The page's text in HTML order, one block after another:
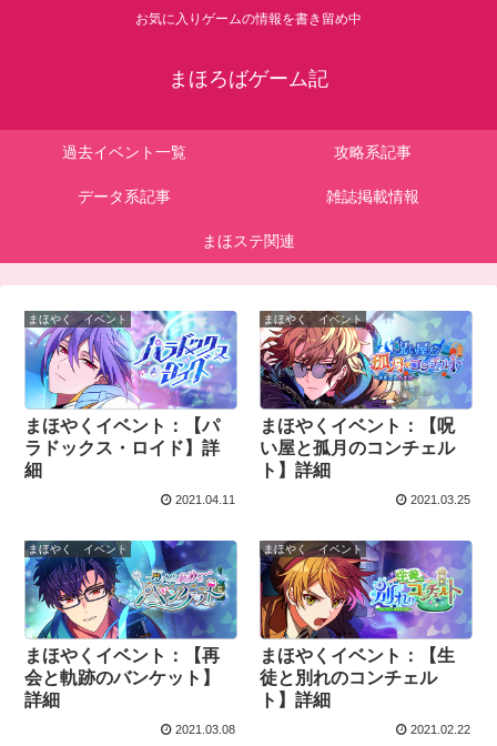
お気に入りゲームの情報を書き留め中
まほろばゲーム記
過去イベント一覧 攻略系記事
データ系記事 雑誌掲載情報
まほステ関連
まほやく イベント
まほやくイベント：【パ
ラドックス・ロイド】詳
細
2021.04.11
まほやく イベント
まほやくイベント：【呪
い屋と孤月のコンチェル
ト】詳細
2021.03.25
まほやく イベント
まほやくイベント：【再
会と軌跡のバンケット】
詳細
2021.03.08
まほやく イベント
まほやくイベント：【生
徒と別れのコンチェル
ト】詳細
2021.02.22